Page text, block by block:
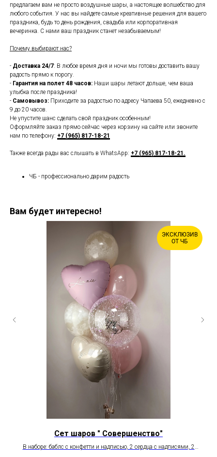
предлагаем вам не просто воздушные шары, а настоящее волшебство для
любого события. У нас вы найдете самые креативные решения для вашего
праздника, будь то день рождения, свадьба или корпоративная
вечеринка. С нами ваш праздник станет незабываемым!
Почему выбирают нас?
- Доставка 24/7: В любое время дня и ночи мы готовы доставить вашу
радость прямо к порогу.
- Гарантия на полет 48 часов: Наши шары летают дольше, чем ваша
улыбка после праздника!
- Самовывоз: Приходите за радостью по адресу Чапаева 50, ежедневно с
9 до 20 часов.
Не упустите шанс сделать свой праздник особенным!
Оформляйте заказ прямо сейчас через корзину на сайте или звоните
нам по телефону: +7 (965) 817-18-21
Также всегда рады вас слышать в WhatsApp: +7 (965) 817-18-21.
ЧБ - профессионально дарим радость
Вам будет интересно!
ЭКСКЛЮЗИВ
ОТ ЧБ
Сет шаров " Совершенство"
В наборе: баблс с конфетти и надписью, 2 сердца с надписями, 2